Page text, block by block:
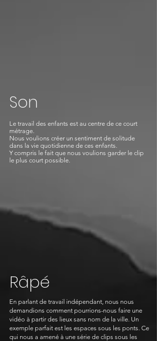
Son
Le travail des enfants est au centre de ce court
métrage.
Nous voulions créer un sentiment de solitude
dans la vie quotidienne de ces enfants.
Y compris le fait que nous voulions garder le clip
le plus court possible.
Râpé
En parlant de travail indépendant, nous nous
demandions comment pourrions-nous faire une
vidéo à partir des lieux sans nom de la ville. Un
exemple parfait est les espaces sous les ponts. Ce
qui nous a amené à une série de clips sous les